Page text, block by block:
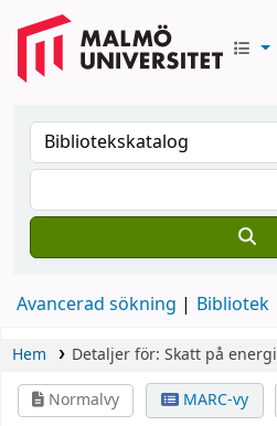
Avancerad sökning Bibliotek
Hem Detaljer för: Skatt på energi
Normalvy
MARC-vy